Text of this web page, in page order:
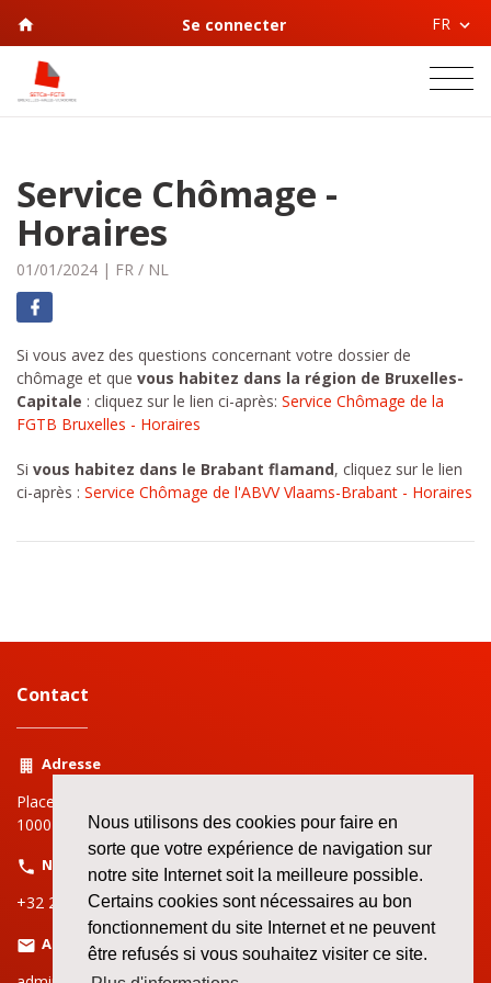
Nous utilisons des cookies pour faire en
sorte que votre expérience de navigation sur
notre site Internet soit la meilleure possible.
Certains cookies sont nécessaires au bon
fonctionnement du site Internet et ne peuvent
être refusés si vous souhaitez visiter ce site.
Se connecter FR
Service Chômage -
Horaires
01/01/2024 | FR / NL
Si vous avez des questions concernant votre dossier de
chômage et que vous habitez dans la région de Bruxelles-
Capitale : cliquez sur le lien ci-après: Service Chômage de la
FGTB Bruxelles - Horaires
Si vous habitez dans le Brabant flamand, cliquez sur le lien
ci-après : Service Chômage de l'ABVV Vlaams-Brabant - Horaires
Contact
Adresse
Place Rouppe | Rouppeplein 3
1000 Bruxelles | Brussel
Numéro
+32 2 519 72 11
Adresse email